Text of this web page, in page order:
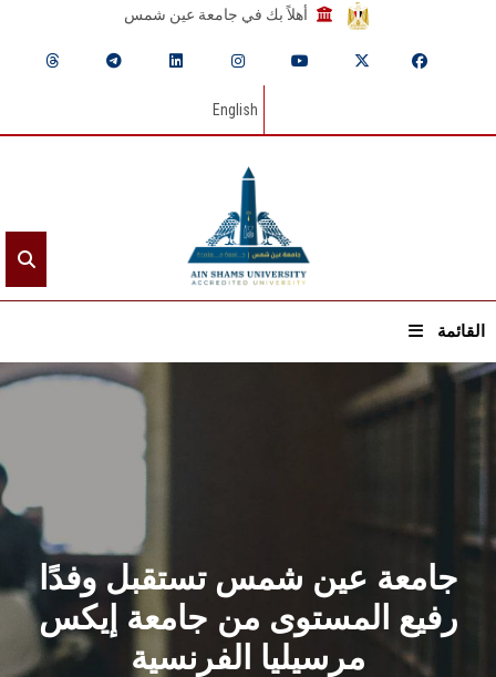
أهلاً بك في جامعة عين شمس
English
القائمة
الرئيسيـة
القطاعـات
الشئون الأكاديمية
البحث العلمي
جامعة عين شمس تستقبل وفدًا
رفيع المستوى من جامعة إيكس
مرسيليا الفرنسية